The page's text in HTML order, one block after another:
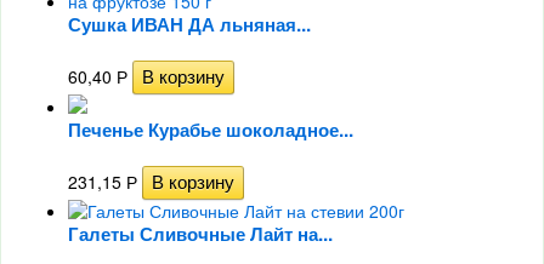
Сушка ИВАН ДА льняная...
60,40 Р
Печенье Курабье шоколадное...
231,15 Р
Галеты Сливочные Лайт на...